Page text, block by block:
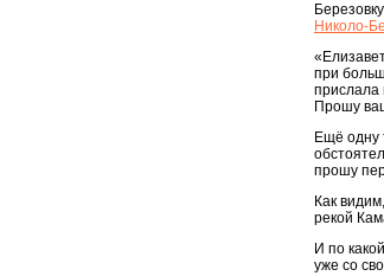
Николо-
при
прислала
Прошу
Ещё одну
прошу
Как
рекой
И по
уже со